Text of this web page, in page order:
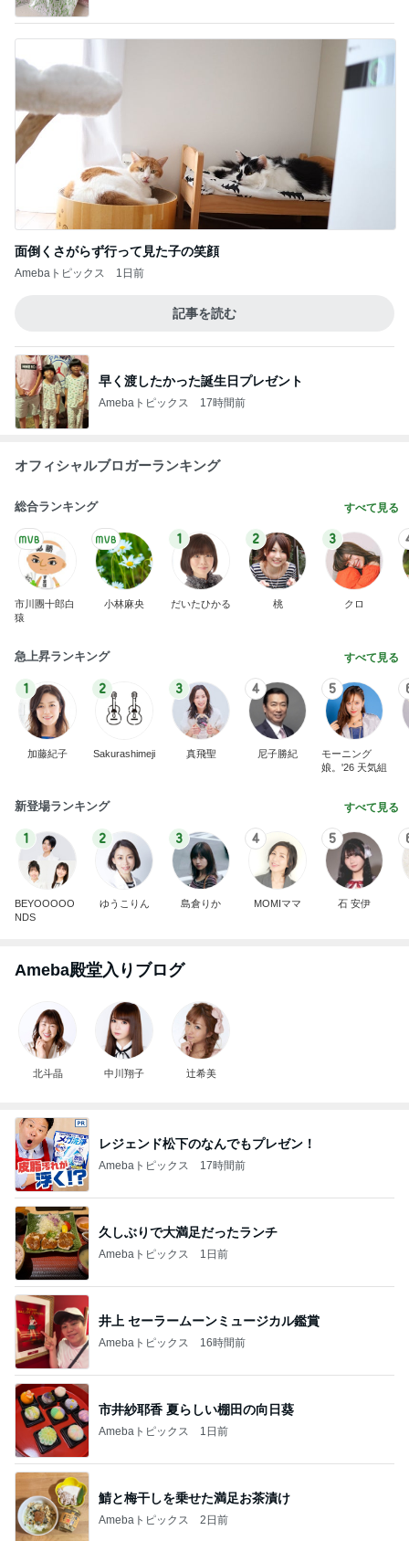
面倒くさがらず行って見た子の笑顔
Amebaトピックス 1日前
記事を読む
早く渡したかった誕生日プレゼント
Amebaトピックス 17時間前
オフィシャルブロガーランキング
総合ランキング すべて見る
市川團十郎白
猿
小林麻央
1
だいたひかる
2
桃
3
クロ
急上昇ランキング すべて見る
1
加藤紀子
2
Sakurashimeji
3
真飛聖
4
尼子勝紀
5
モーニング
娘。'26 天気組
新登場ランキング すべて見る
1
BEYOOOOO
NDS
2
ゆうこりん
3
島倉りか
4
MOMIママ
5
石 安伊
Ameba殿堂入りブログ
北斗晶 中川翔子 辻希美
レジェンド松下のなんでもプレゼン！
Amebaトピックス 17時間前
久しぶりで大満足だったランチ
Amebaトピックス 1日前
井上 セーラームーンミュージカル鑑賞
Amebaトピックス 16時間前
市井紗耶香 夏らしい棚田の向日葵
Amebaトピックス 1日前
鯖と梅干しを乗せた満足お茶漬け
Amebaトピックス 2日前